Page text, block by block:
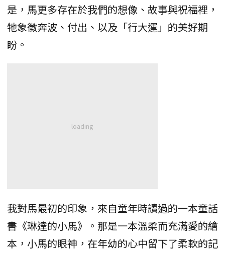
是，馬更多存在於我們的想像、故事與祝福裡，
牠象徵奔波、付出、以及「行大運」的美好期
盼。
我對馬最初的印象，來自童年時讀過的一本童話
書《琳達的小馬》。那是一本溫柔而充滿愛的繪
本，小馬的眼神，在年幼的心中留下了柔軟的記